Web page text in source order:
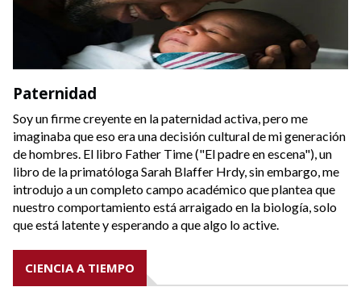
Paternidad
Soy un firme creyente en la paternidad activa, pero me
imaginaba que eso era una decisión cultural de mi generación
de hombres. El libro Father Time ("El padre en escena"), un
libro de la primatóloga Sarah Blaffer Hrdy, sin embargo, me
introdujo a un completo campo académico que plantea que
nuestro comportamiento está arraigado en la biología, solo
que está latente y esperando a que algo lo active.
CIENCIA A TIEMPO